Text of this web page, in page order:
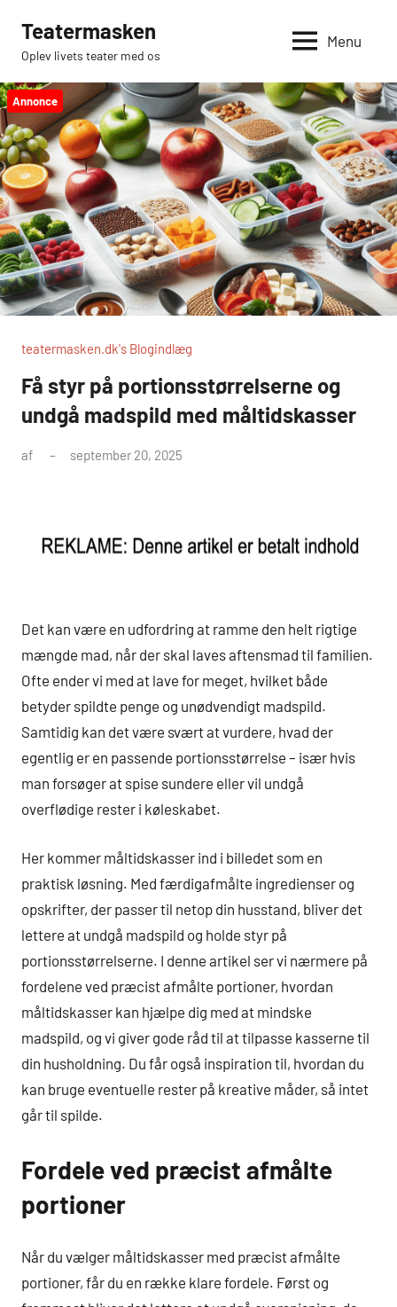
indhold
Teatermasken
Oplev livets teater med os
Menu
Annonce
teatermasken.dk's Blogindlæg
Få styr på portionsstørrelserne og
undgå madspild med måltidskasser
af september 20, 2025
Det kan være en udfordring at ramme den helt rigtige
mængde mad, når der skal laves aftensmad til familien.
Ofte ender vi med at lave for meget, hvilket både
betyder spildte penge og unødvendigt madspild.
Samtidig kan det være svært at vurdere, hvad der
egentlig er en passende portionsstørrelse – især hvis
man forsøger at spise sundere eller vil undgå
overflødige rester i køleskabet.
Her kommer måltidskasser ind i billedet som en
praktisk løsning. Med færdigafmålte ingredienser og
opskrifter, der passer til netop din husstand, bliver det
lettere at undgå madspild og holde styr på
portionsstørrelserne. I denne artikel ser vi nærmere på
fordelene ved præcist afmålte portioner, hvordan
måltidskasser kan hjælpe dig med at mindske
madspild, og vi giver gode råd til at tilpasse kasserne til
din husholdning. Du får også inspiration til, hvordan du
kan bruge eventuelle rester på kreative måder, så intet
går til spilde.
Fordele ved præcist afmålte
portioner
Når du vælger måltidskasser med præcist afmålte
portioner, får du en række klare fordele. Først og